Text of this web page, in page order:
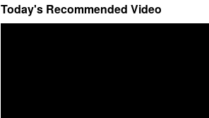
Today's Recommended Video